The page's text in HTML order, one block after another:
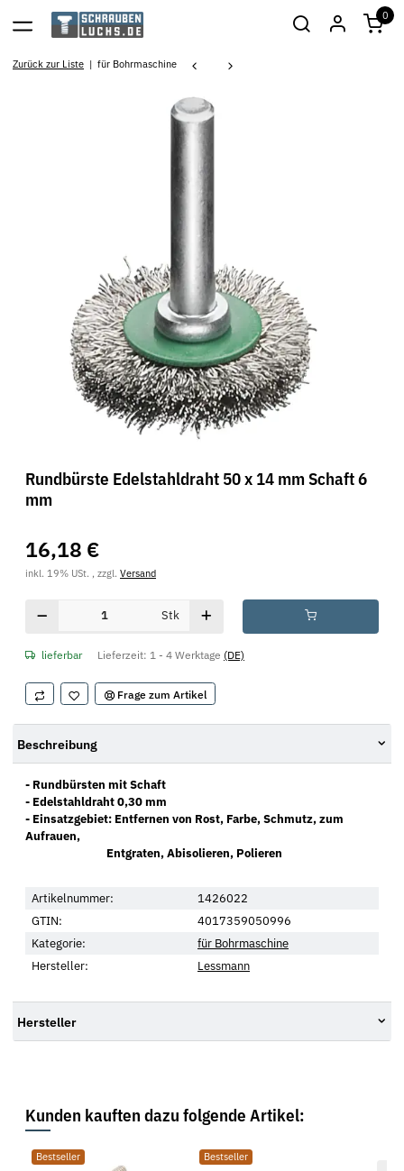
0
Zurück zur Liste für Bohrmaschine
Rundbürste Edelstahldraht 50 x 14 mm Schaft 6
mm
16,18 €
inkl. 19% USt. , zzgl. Versand
Stk
lieferbar Lieferzeit: 1 - 4 Werktage (DE)
Frage zum Artikel
Beschreibung
- Rundbürsten mit Schaft
- Edelstahldraht 0,30 mm
- Einsatzgebiet: Entfernen von Rost, Farbe, Schmutz, zum
Aufrauen,
Entgraten, Abisolieren, Polieren
Artikelnummer:
1426022
GTIN:
4017359050996
Kategorie:
für Bohrmaschine
Hersteller:
Lessmann
Hersteller
Kunden kauften dazu folgende Artikel:
Bestseller Bestseller